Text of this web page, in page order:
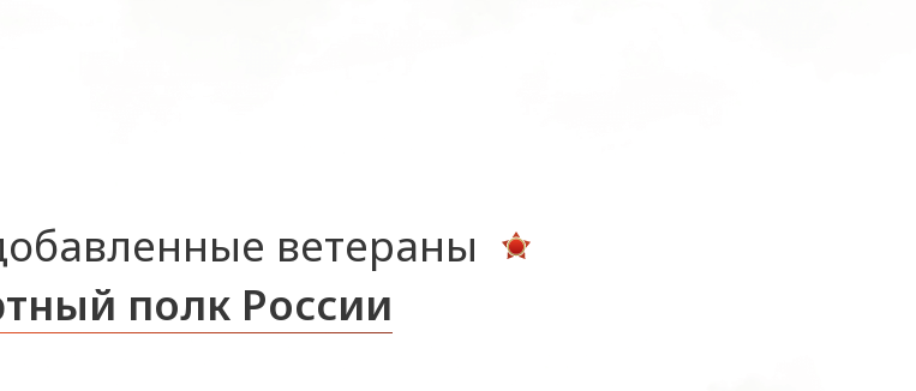
ветераны
полк России